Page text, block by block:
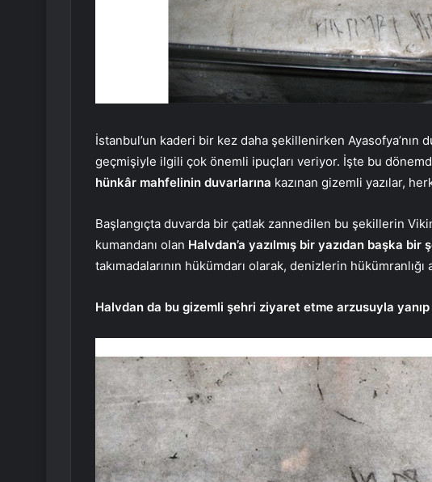
İstanbul’un kaderi bir kez daha şekillenirken Ayasofya’nın
geçmişiyle ilgili çok önemli ipuçları veriyor. İşte bu
hünkâr mahfelinin duvarlarına kazınan gizemli yazılar,
Başlangıçta duvarda bir çatlak zannedilen bu şekillerin
kumandanı olan Halvdan’a yazılmış bir yazıdan başka bir
takımadalarının hükümdarı olarak, denizlerin hükümranlığı
Halvdan da bu gizemli şehri ziyaret etme arzusuyla